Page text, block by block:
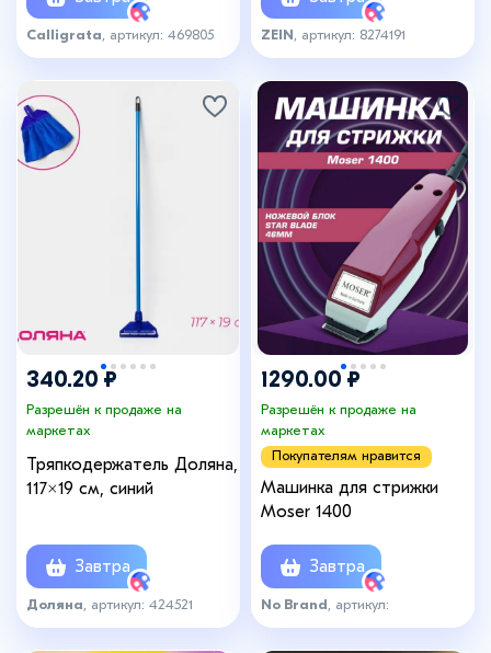
красными полосками
Calligrata , артикул: 469805 ZEIN , артикул: 8274191
340.20 ₽
Разрешён к продаже на
маркетах
Тряпкодержатель Доляна,
117×19 см, синий
Завтра
Доляна , артикул: 424521
1290.00 ₽
Разрешён к продаже на
маркетах
Покупателям нравится
Машинка для стрижки
Moser 1400
Завтра
No Brand , артикул:
Moser_машинка_мск